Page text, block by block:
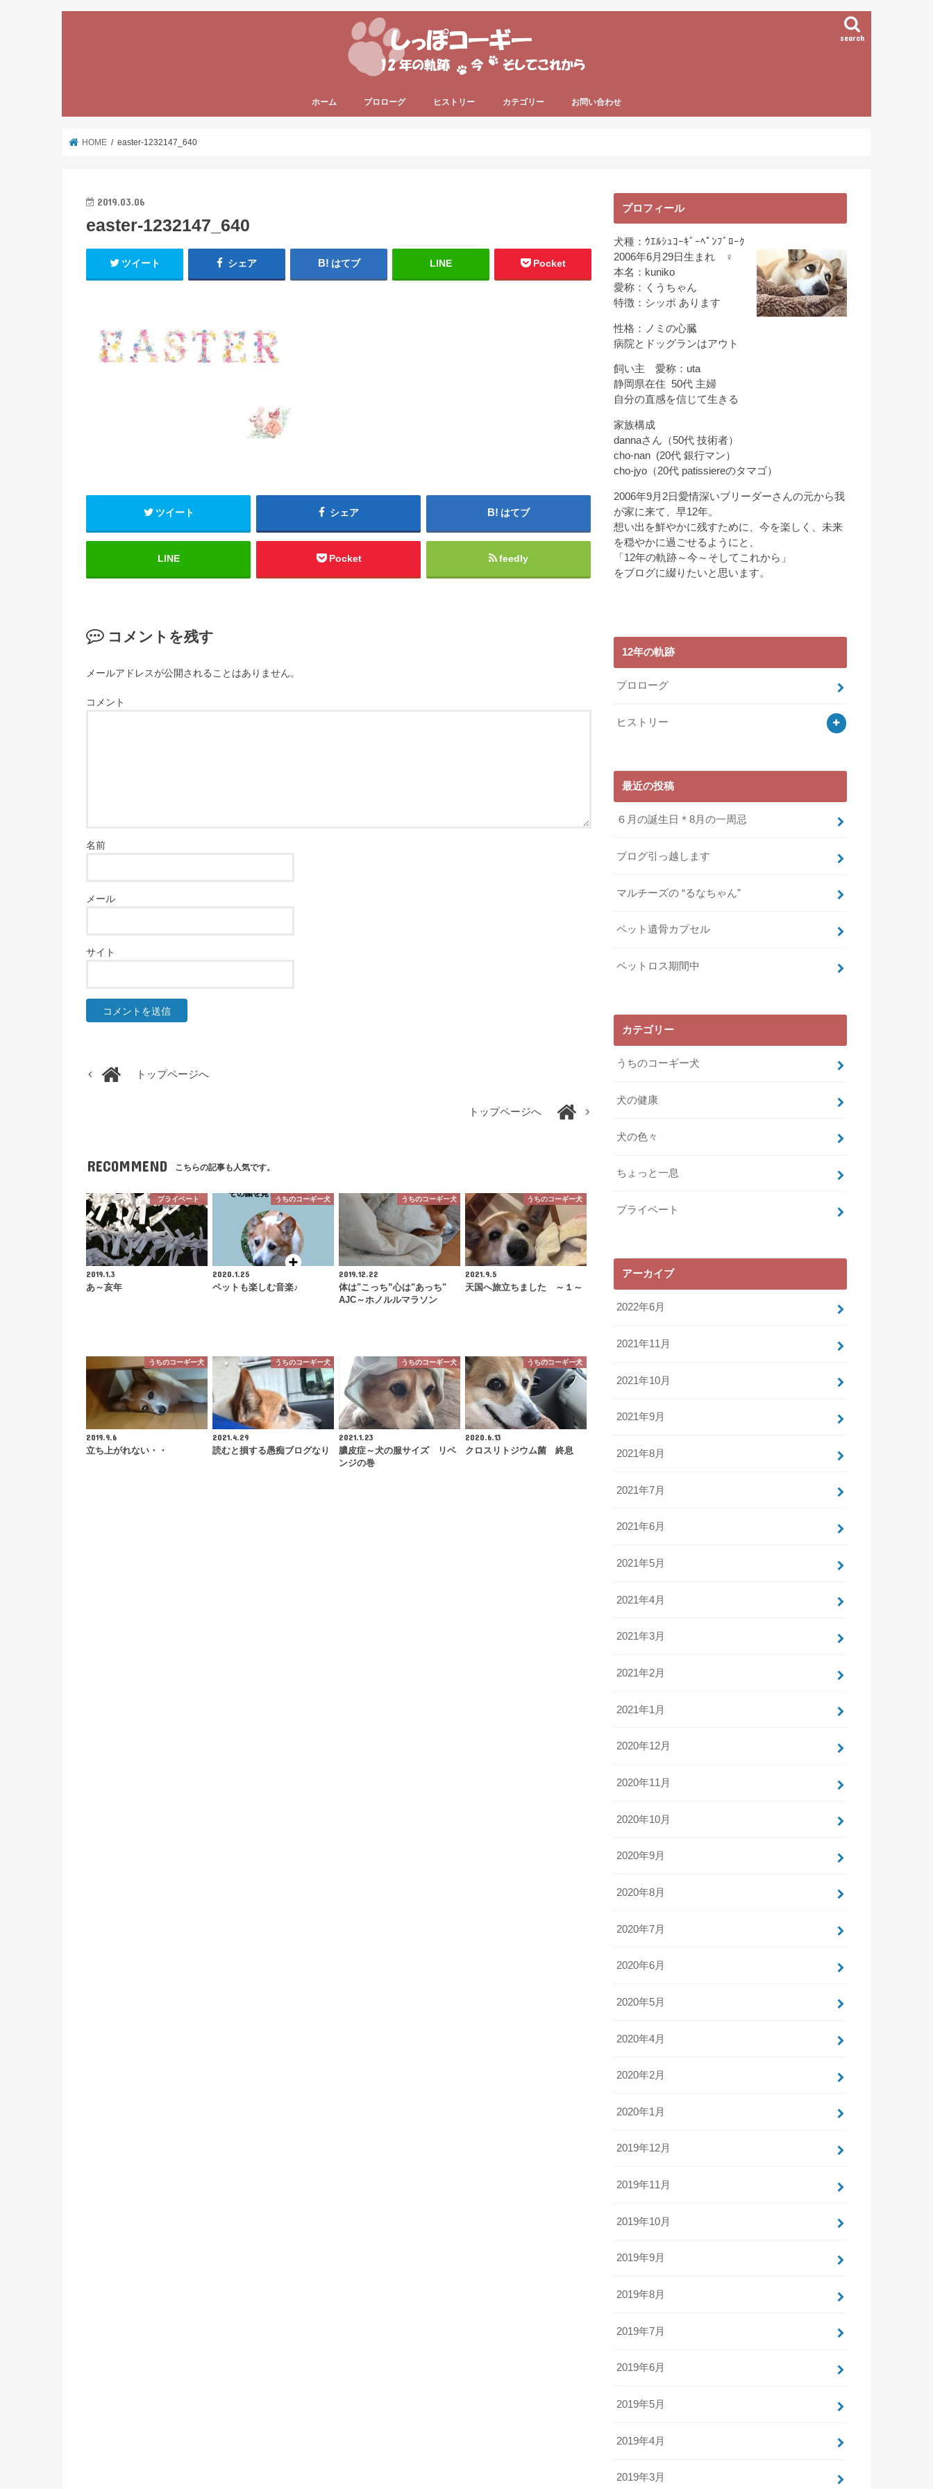
search
ホーム プロローグ ヒストリー カテゴリー お問い合わせ
HOME easter-1232147_640
2019.03.06
easter-1232147_640
ツイート シェア はてブ LINE Pocket
ツイート シェア はてブ
LINE Pocket feedly
コメントを残す
メールアドレスが公開されることはありません。
コメント
名前
メール
サイト
トップページへ
トップページへ
RECOMMEND こちらの記事も人気です。
プライベート
2019.1.3
あ～亥年
うちのコーギー犬
2020.1.25
ペットも楽しむ音楽♪
うちのコーギー犬
2019.12.22
体は"こっち”心は"あっち"
AJC～ホノルルマラソン
うちのコーギー犬
2021.9.5
天国へ旅立ちました ～１～
うちのコーギー犬
2019.9.6
立ち上がれない・・
うちのコーギー犬
2021.4.29
読むと損する愚痴ブログなり
うちのコーギー犬
2021.1.23
膿皮症～犬の服サイズ リベ
ンジの巻
うちのコーギー犬
2020.6.13
クロスリトジウム菌 終息
プロフィール
犬種：ｳｴﾙｼｭｺｰｷﾞｰﾍﾟﾝﾌﾞﾛｰｸ
2006年6月29日生まれ ♀
本名：kuniko
愛称：くうちゃん
特徴：シッポ あります
性格：ノミの心臓
病院とドッグランはアウト
飼い主 愛称：uta
静岡県在住 50代 主婦
自分の直感を信じて生きる
家族構成
dannaさん（50代 技術者）
cho-nan (20代 銀行マン）
cho-jyo（20代 patissiereのタマゴ）
2006年9月2日愛情深いブリーダーさんの元から我
が家に来て、早12年。
想い出を鮮やかに残すために、今を楽しく、未来
を穏やかに過ごせるようにと、
「12年の軌跡～今～そしてこれから」
をブログに綴りたいと思います。
12年の軌跡
プロローグ
ヒストリー
最近の投稿
６月の誕生日＊8月の一周忌
ブログ引っ越します
マルチーズの “るなちゃん”
ペット遺骨カプセル
ペットロス期間中
カテゴリー
うちのコーギー犬
犬の健康
犬の色々
ちょっと一息
プライベート
アーカイブ
2022年6月
2021年11月
2021年10月
2021年9月
2021年8月
2021年7月
2021年6月
2021年5月
2021年4月
2021年3月
2021年2月
2021年1月
2020年12月
2020年11月
2020年10月
2020年9月
2020年8月
2020年7月
2020年6月
2020年5月
2020年4月
2020年2月
2020年1月
2019年12月
2019年11月
2019年10月
2019年9月
2019年8月
2019年7月
2019年6月
2019年5月
2019年4月
2019年3月